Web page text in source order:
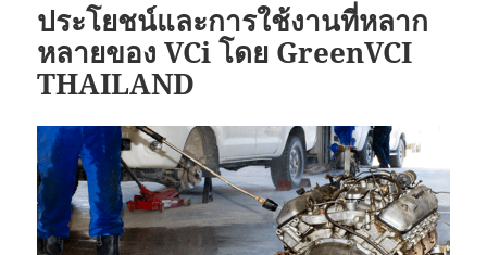
ประโยชน์และการใช้งานที่หลาก
หลายของ VCi โดย GreenVCI
THAILAND